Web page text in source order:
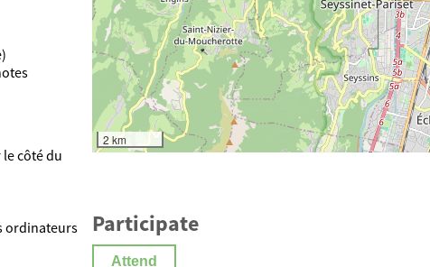
le côté du
ordinateurs
2 km
Participate
Attend